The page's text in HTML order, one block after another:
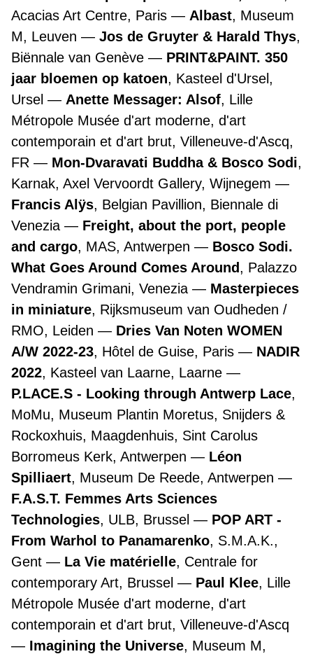
Acacias Art Centre, Paris
Albast, Museum
M, Leuven
Jos de Gruyter & Harald Thys,
Biënnale van Genève
PRINT&PAINT. 350
jaar bloemen op katoen, Kasteel d'Ursel,
Ursel
Anette Messager: Alsof, Lille
Métropole Musée d'art moderne, d'art
contemporain et d'art brut, Villeneuve-d'Ascq,
FR
Mon-Dvaravati Buddha & Bosco Sodi,
Karnak, Axel Vervoordt Gallery, Wijnegem
Francis Alÿs, Belgian Pavillion, Biennale di
Venezia
Freight, about the port, people
and cargo, MAS, Antwerpen
Bosco Sodi.
What Goes Around Comes Around, Palazzo
Vendramin Grimani, Venezia
Masterpieces
in miniature, Rijksmuseum van Oudheden /
RMO, Leiden
Dries Van Noten WOMEN
A/W 2022-23, Hôtel de Guise, Paris
NADIR
2022, Kasteel van Laarne, Laarne
P.LACE.S - Looking through Antwerp Lace,
MoMu, Museum Plantin Moretus, Snijders &
Rockoxhuis, Maagdenhuis, Sint Carolus
Borromeus Kerk, Antwerpen
Léon
Spilliaert, Museum De Reede, Antwerpen
F.A.S.T. Femmes Arts Sciences
Technologies, ULB, Brussel
POP ART -
From Warhol to Panamarenko, S.M.A.K.,
Gent
La Vie matérielle, Centrale for
contemporary Art, Brussel
Paul Klee, Lille
Métropole Musée d'art moderne, d'art
contemporain et d'art brut, Villeneuve-d'Ascq
Imagining the Universe, Museum M,